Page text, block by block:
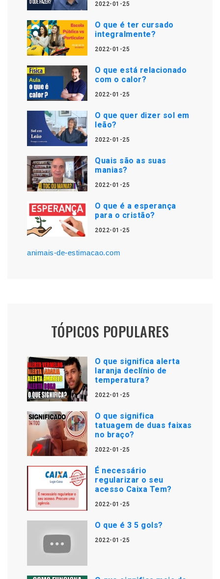
2022-01-25
O que é ter cursado
integralmente?
2022-01-25
O que está relacionado
com o calor?
2022-01-25
O que quer dizer sol em
leão?
2022-01-25
Quais são as suas
manias?
2022-01-25
O que é a esperança
para o cristão?
2022-01-25
animais-de-estimacao.com
TÓPICOS POPULARES
O que significa alerta
laranja declínio de
temperatura?
2022-01-25
O que significa
tatuagem de duas faixas
no braço?
2022-01-25
É necessário
regularizar o seu
acesso Caixa Tem?
2022-01-25
O que é 3 5 gols?
2022-01-25